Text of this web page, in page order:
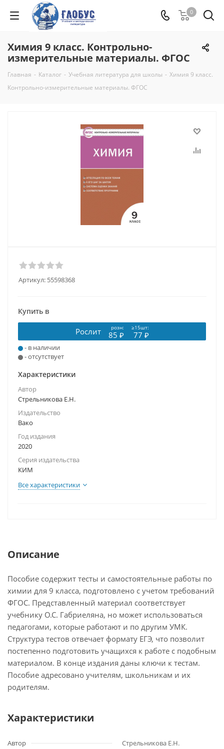
0
Химия 9 класс. Контрольно-
измерительные материалы. ФГОС
Главная - Каталог - Учебная литература для школы - Химия 9 класс.
Контрольно-измерительные материалы. ФГОС
Артикул: 55598368
Купить в
Рослит розн: ≥15шт:
85 ₽ 77 ₽
- в наличии
- отсутствует
Характеристики
Автор
Стрельникова Е.Н.
Издательство
Вако
Год издания
2020
Серия издательства
КИМ
Все характеристики
Описание
Пособие содержит тесты и самостоятельные работы по
химии для 9 класса, подготовлено с учетом требований
ФГОС. Представленный материал соответствует
учебнику О.С. Габриеляна, но может использоваться
педагогами, которые работают и по другим УМК.
Структура тестов отвечает формату ЕГЭ, что позволит
постепенно подготовить учащихся к работе с подобным
материалом. В конце издания даны ключи к тестам.
Пособие адресовано учителям, школьникам и их
родителям.
Характеристики
Автор
Стрельникова Е.Н.